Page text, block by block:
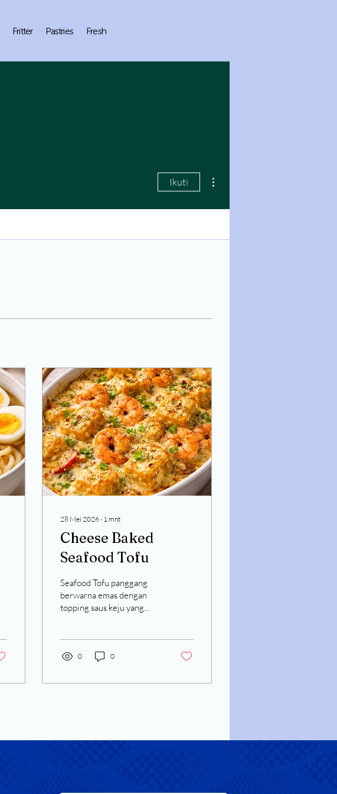
Fritter Pastries Fresh
Ikuti
28 Mei 2026 ∙ 1 mnt
Cheese Baked
Seafood Tofu
Seafood Tofu panggang
berwarna emas dengan
topping saus keju yang
gigitannya.
0 0